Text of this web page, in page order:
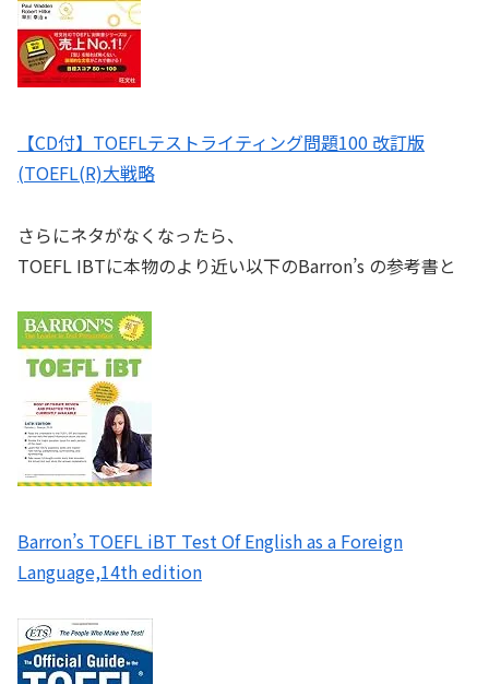
【CD付】TOEFLテストライティング問題100 改訂版
(TOEFL(R)大戦略
さらにネタがなくなったら、
TOEFL IBTに本物のより近い以下のBarron’s の参考書と
Barron’s TOEFL iBT Test Of English as a Foreign
Language,14th edition